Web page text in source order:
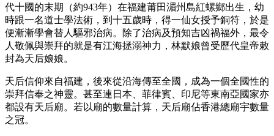
代十國的末期（約943年）在福建莆田湄州島紅螺鄉出生，幼
時跟一名道士學法術，到十五歲時，得一仙女授予銅符，於是
便漸漸學會替人驅邪治病。除了治病及預知吉凶禍福外，最令
人敬佩與崇拜的就是有江海拯溺神力，林默娘曾受歷代皇帝敕
封為天后娘娘。
天后信仰來自福建，後來從沿海傳至全國，成為一個全國性的
崇拜信奉之神靈。甚至連日本、菲律賓、印尼等東南亞國家亦
都設有天后廟。若以廟的數量計算，天后廟佔香港總廟宇數量
之冠。